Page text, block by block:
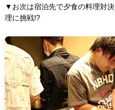
▼お次は宿泊先で夕食の料理対
理に挑戦!?